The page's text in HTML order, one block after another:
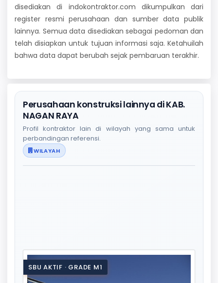
disediakan di indokontraktor.com dikumpulkan dari
register resmi perusahaan dan sumber data publik
lainnya. Semua data disediakan sebagai pedoman dan
telah disiapkan untuk tujuan informasi saja. Ketahuilah
bahwa data dapat berubah sejak pembaruan terakhir.
Perusahaan konstruksi lainnya di KAB.
NAGAN RAYA
Profil kontraktor lain di wilayah yang sama untuk
perbandingan referensi.
WILAYAH
SBU AKTIF · GRADE M1